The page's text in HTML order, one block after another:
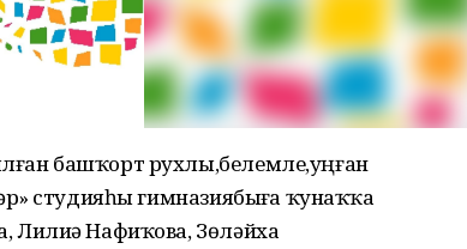
башҡорт рухлы,белемле,уңған
студияһы гимназиябыҙға ҡунаҡҡа
Лилиә Нафиҡова, Зөләйха